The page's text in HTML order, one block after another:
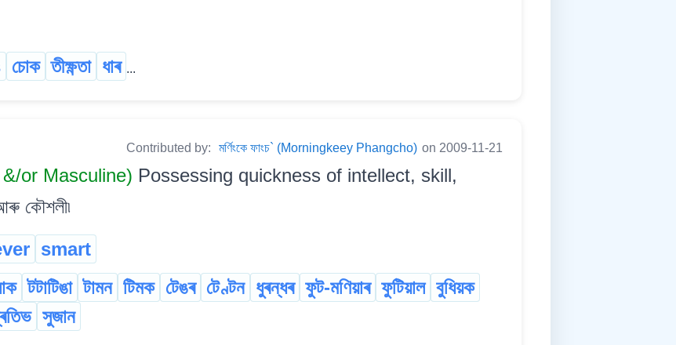
চোক তীক্ষ্ণতা ধাৰ ...
Contributed by: মৰ্ণিংকে ফাংচ` (Morningkeey Phangcho) on 2009-11-21
or Masculine) Possessing quickness of intellect, skill,
কৌশলী৷
smart
টটাটিঙা টামন টিমক টেঙৰ টেণ্টন ধুৰন্ধৰ ফুট-মণিয়াৰ ফুটিয়াল বুধিয়ক
সুজান